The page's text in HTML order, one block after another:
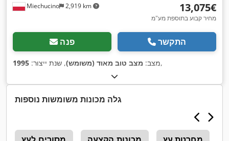
Miechucino 2,919 km ‏13,075 ‏€
מחיר קבוע בתוספת מע"מ
פנה התקשר
מצב: מצב טוב מאוד (משומש), שנת ייצור: 1995 ,
גלה מכונות משומשות נוספות